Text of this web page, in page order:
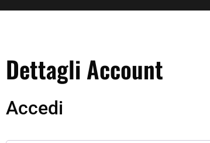
Dettagli Account
Accedi